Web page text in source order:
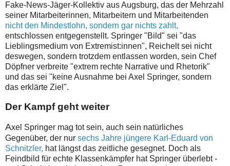
Fake-News-Jäger-Kollektiv aus Augsburg, das der Mehrzahl
seiner Mitarbeiterinnen, Mitarbeitern und Mitarbeitenden
nicht den Mindestlohn, sondern gar nichts zahlt,
entschlossen entgegenstellt. Springer "Bild" sei "das
Lieblingsmedium von Extremist:innen", Reichelt sei nicht
deswegen, sondern trotzdem entlassen worden, sein Chef
Döpfner verbreite "extrem rechte Narrative und Rhetorik"
und das sei "keine Ausnahme bei Axel Springer, sondern
das erklärte Ziel".
Der Kampf geht weiter
Axel Springer mag tot sein, auch sein natürliches
Gegenüber, der nur sechs Jahre jüngere Karl-Eduard von
Schnitzler, hat längst das zeitliche gesegnet. Doch als
Feindbild für echte Klassenkämpfer hat Springer überlebt -